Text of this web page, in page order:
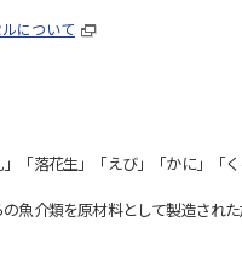
について
「落花生」「えび」「かに」「
魚介類を原材料として製造され